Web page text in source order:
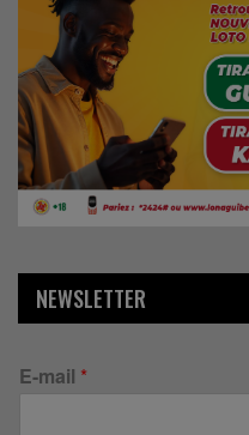
NEWSLETTER
E-mail *